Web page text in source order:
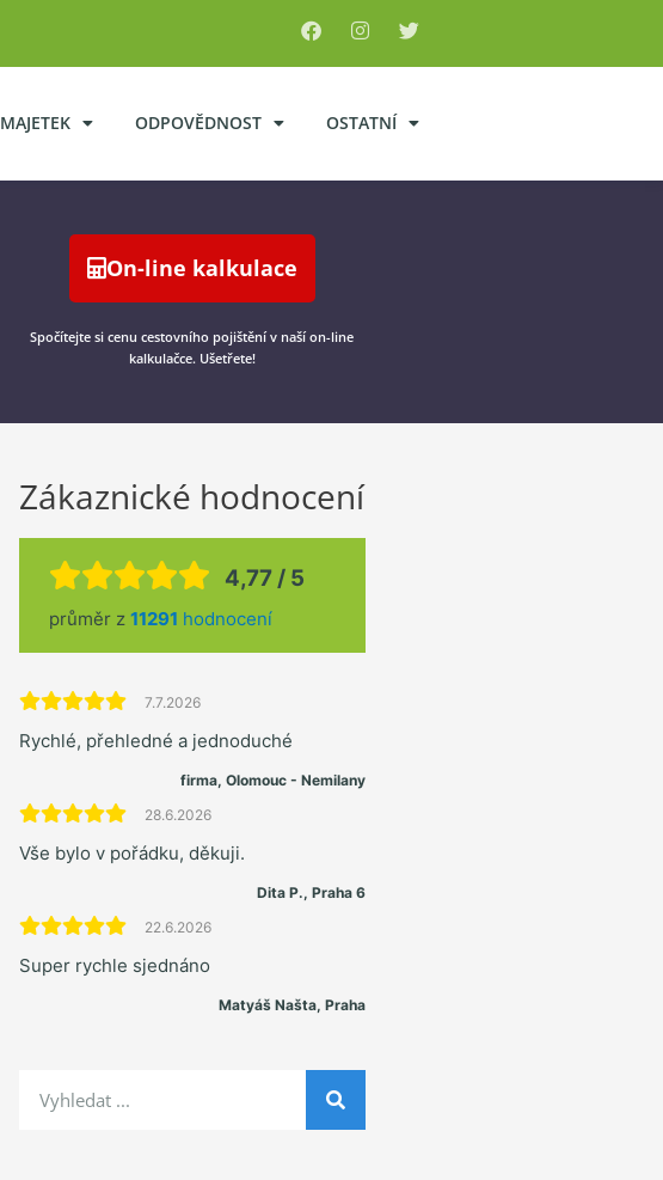
MAJETEK ODPOVĚDNOST OSTATNÍ
On-line kalkulace
Spočítejte si cenu cestovního pojištění v naší on-line
kalkulačce. Ušetřete!
Zákaznické hodnocení
4,77 / 5
průměr z 11291 hodnocení
7.7.2026
Rychlé, přehledné a jednoduché
firma, Olomouc - Nemilany
28.6.2026
Vše bylo v pořádku, děkuji.
Dita P., Praha 6
22.6.2026
Super rychle sjednáno
Matyáš Našta, Praha